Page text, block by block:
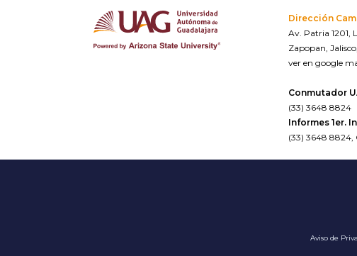
Dirección
Av. Patria 1201,
Zapopan,
ver en google
Conmutador
(33) 3648 8824
Informes 1er.
(33) 3648 8824,
Aviso de